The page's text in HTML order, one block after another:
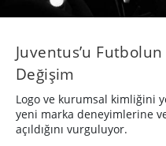
Juventus’u
Değişim
Logo ve kurumsal kimliğini
yeni marka deneyimlerine
açıldığını vurguluyor.